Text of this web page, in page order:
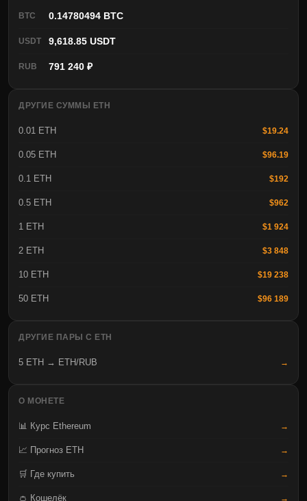
BTC 0.14780494 BTC
USDT 9,618.85 USDT
RUB 791 240 ₽
ДРУГИЕ СУММЫ ETH
0.01 ETH $19.24
0.05 ETH $96.19
0.1 ETH $192
0.5 ETH $962
1 ETH $1 924
2 ETH $3 848
10 ETH $19 238
50 ETH $96 189
ДРУГИЕ ПАРЫ С ETH
5 ETH → ETH/RUB →
О МОНЕТЕ
📊 Курс Ethereum →
📈 Прогноз ETH →
🛒 Где купить →
👛 Кошелёк →